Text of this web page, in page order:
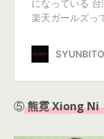
⑤熊霓 Xiong Ni